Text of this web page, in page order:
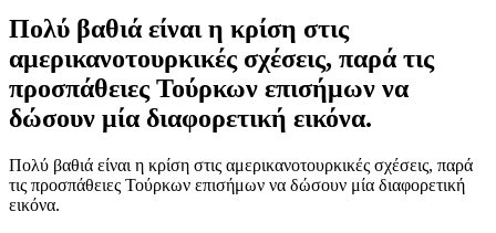
Πολύ βαθιά είναι η κρίση στις
αμερικανοτουρκικές σχέσεις, παρά τις
προσπάθειες Τούρκων επισήμων να
δώσουν μία διαφορετική εικόνα.
Πολύ βαθιά είναι η κρίση στις αμερικανοτουρκικές σχέσεις, παρά
τις προσπάθειες Τούρκων επισήμων να δώσουν μία διαφορετική
εικόνα.